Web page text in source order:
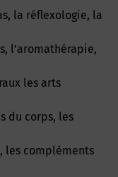
la réflexologie, la
l’aromathérapie,
les arts
du corps, les
les compléments